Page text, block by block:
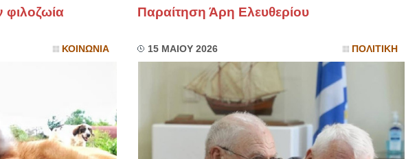
φιλοζωία
ΚΟΙΝΩΝΙΑ
Παραίτηση Άρη Ελευθερίου
15 ΜΑΙΟΥ 2026 ΠΟΛΙΤΙΚΗ